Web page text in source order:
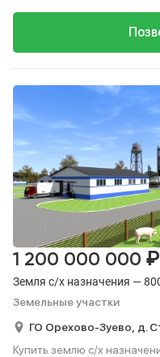
Земля с/х назначения —
Земельные участки
1 200 000 000 ₽
ГО Орехово-Зуево, д.
Купить землю с/х